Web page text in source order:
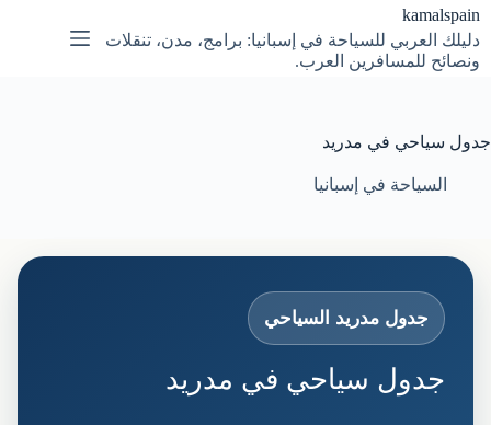
التجاوز
إلى
المحتوى
kamalspain
دليلك العربي للسياحة في إسبانيا: برامج، مدن، تنقلات
ونصائح للمسافرين العرب.
جدول سياحي في مدريد
السياحة في إسبانيا
جدول مدريد السياحي
جدول سياحي في مدريد